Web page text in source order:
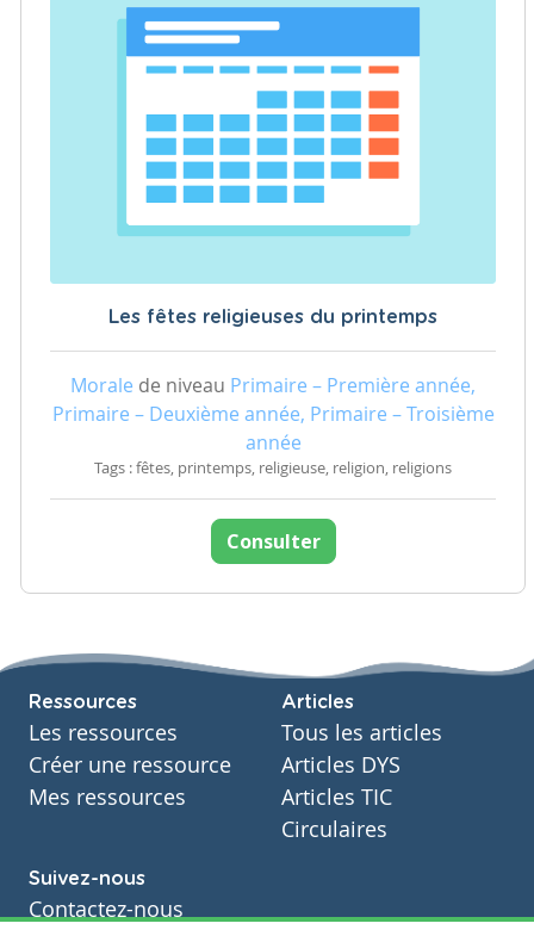
Les fêtes religieuses du printemps
Morale de niveau Primaire – Première année,
Primaire – Deuxième année, Primaire – Troisième
année
Tags : fêtes, printemps, religieuse, religion, religions
Consulter
Ressources
Les ressources
Créer une ressource
Mes ressources
Articles
Tous les articles
Articles DYS
Articles TIC
Circulaires
Suivez-nous
Contactez-nous